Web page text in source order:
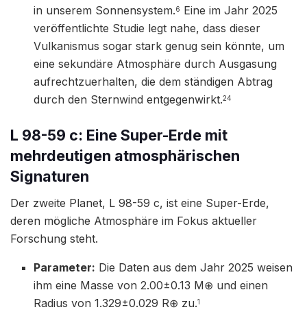
in unserem Sonnensystem.6 Eine im Jahr 2025
veröffentlichte Studie legt nahe, dass dieser
Vulkanismus sogar stark genug sein könnte, um
eine sekundäre Atmosphäre durch Ausgasung
aufrechtzuerhalten, die dem ständigen Abtrag
durch den Sternwind entgegenwirkt.24
L 98-59 c: Eine Super-Erde mit
mehrdeutigen atmosphärischen
Signaturen
Der zweite Planet, L 98-59 c, ist eine Super-Erde,
deren mögliche Atmosphäre im Fokus aktueller
Forschung steht.
Parameter: Die Daten aus dem Jahr 2025 weisen
ihm eine Masse von 2.00±0.13 M⊕​ und einen
Radius von 1.329±0.029 R⊕​ zu.1